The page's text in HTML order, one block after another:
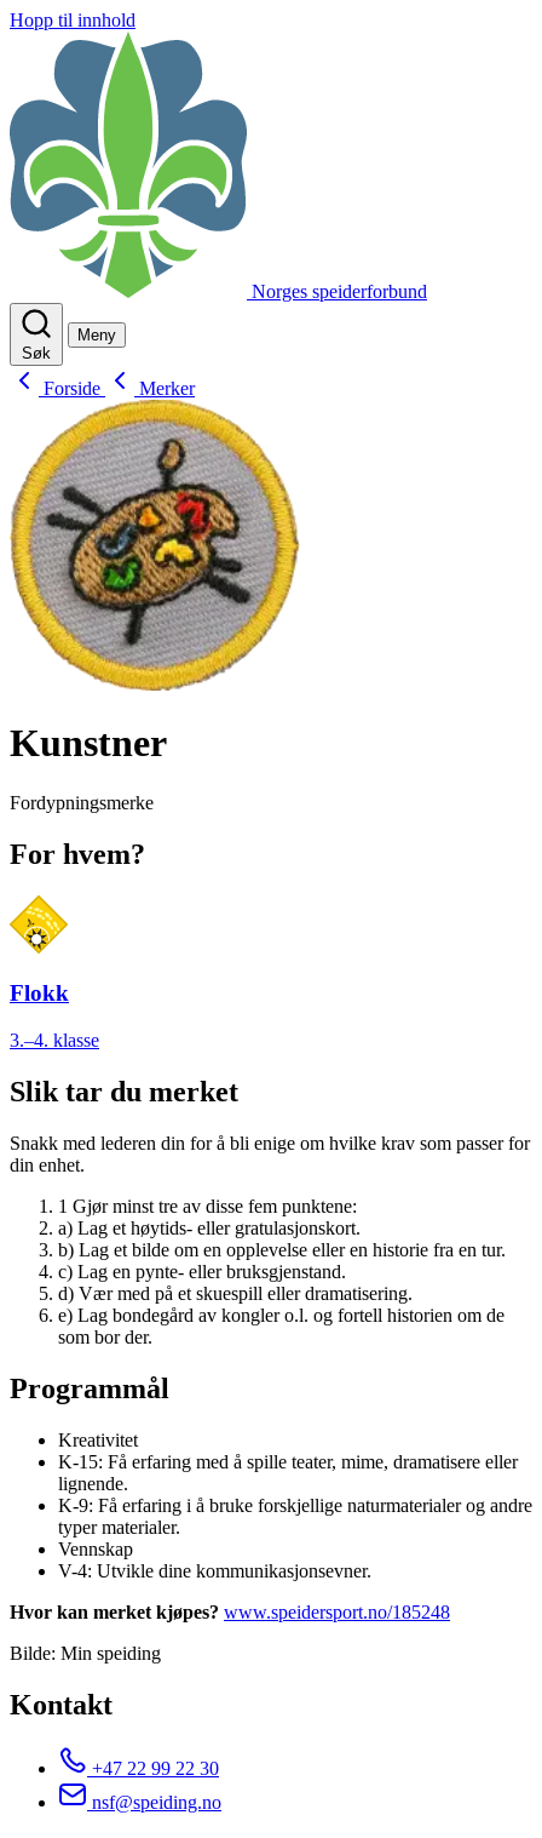
Hopp til innhold
Norges speiderforbund
Søk
Meny
Forside Merker
Kunstner
Fordypningsmerke
For hvem?
Flokk
3.–4. klasse
Slik tar du merket
Snakk med lederen din for å bli enige om hvilke krav som passer for
din enhet.
1 Gjør minst tre av disse fem punktene:
a) Lag et høytids- eller gratulasjonskort.
b) Lag et bilde om en opplevelse eller en historie fra en tur.
c) Lag en pynte- eller bruksgjenstand.
d) Vær med på et skuespill eller dramatisering.
e) Lag bondegård av kongler o.l. og fortell historien om de
som bor der.
Programmål
Kreativitet
K-15: Få erfaring med å spille teater, mime, dramatisere eller
lignende.
K-9: Få erfaring i å bruke forskjellige naturmaterialer og andre
typer materialer.
Vennskap
V-4: Utvikle dine kommunikasjonsevner.
Hvor kan merket kjøpes? www.speidersport.no/185248
Bilde: Min speiding
Kontakt
+47 22 99 22 30
nsf@speiding.no